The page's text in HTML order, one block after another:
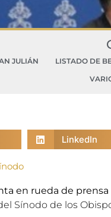
JULIÁN LISTADO DE
LinkedIn
en rueda de
Sínodo de los